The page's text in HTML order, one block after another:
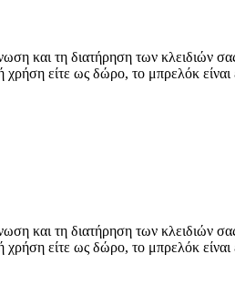
και τη διατήρηση των κλειδιών
είτε ως δώρο, το μπρελόκ
και τη διατήρηση των κλειδιών
είτε ως δώρο, το μπρελόκ